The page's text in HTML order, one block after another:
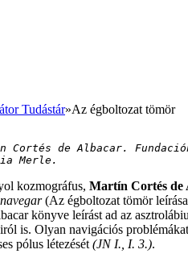
Tudástár»Az égboltozat tömör
Merle.
kozmográfus, Martín Cortés de
(Az égboltozat tömör
könyve leírást ad az
is. Olyan navigációs
pólus létezését (JN I., I. 3.).